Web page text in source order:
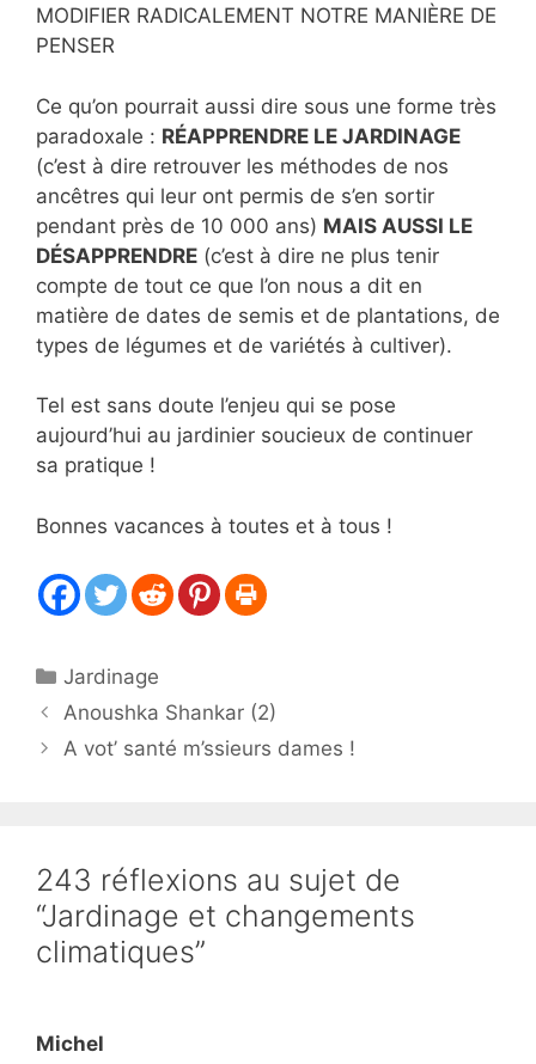
MODIFIER RADICALEMENT NOTRE MANIÈRE DE
PENSER
Ce qu’on pourrait aussi dire sous une forme très
paradoxale : RÉAPPRENDRE LE JARDINAGE
(c’est à dire retrouver les méthodes de nos
ancêtres qui leur ont permis de s’en sortir
pendant près de 10 000 ans) MAIS AUSSI LE
DÉSAPPRENDRE (c’est à dire ne plus tenir
compte de tout ce que l’on nous a dit en
matière de dates de semis et de plantations, de
types de légumes et de variétés à cultiver).
Tel est sans doute l’enjeu qui se pose
aujourd’hui au jardinier soucieux de continuer
sa pratique !
Bonnes vacances à toutes et à tous !
Catégories
Jardinage
Anoushka Shankar (2)
A vot’ santé m’ssieurs dames !
243 réflexions au sujet de
“Jardinage et changements
climatiques”
Michel